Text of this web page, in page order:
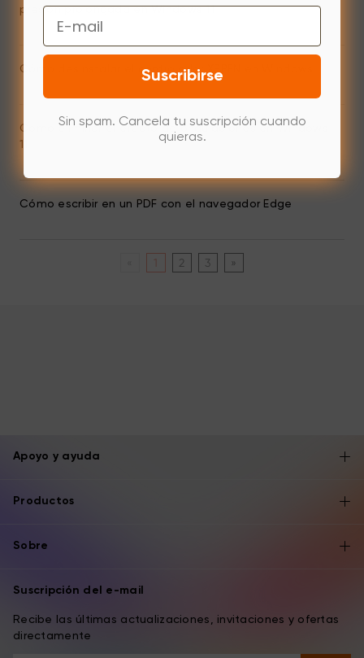
presión prolongada en Windows 11
Cómo desinstalar el controlador XPPEN en Windows
Cómo eliminar el efecto de ondulaciones en Windows
11
Cómo escribir en un PDF con el navegador Edge
2 3 »
Apoyo y ayuda
Productos
Sobre
Suscripción del e-mail
Recibe las últimas actualizaciones, invitaciones y ofertas
directamente
Email
Suscribirse
Sin spam. Cancela tu suscripción cuando
quieras.